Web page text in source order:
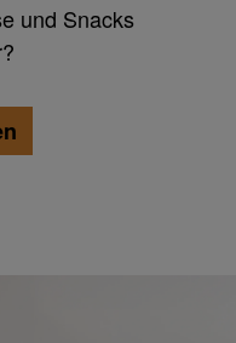
und Snacks